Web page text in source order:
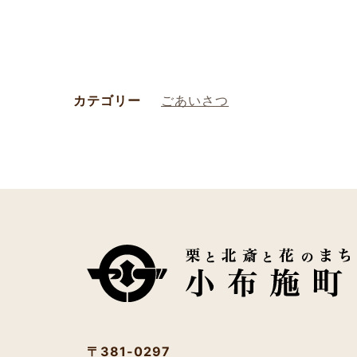
カテゴリー ごあいさつ
〒381-0297